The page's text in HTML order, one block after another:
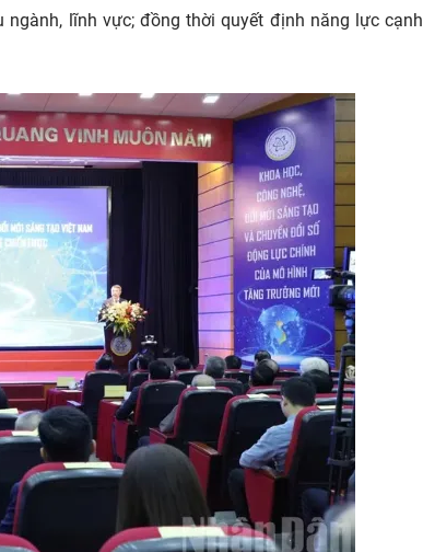
lĩnh vực; đồng thời quyết định năng lực cạnh